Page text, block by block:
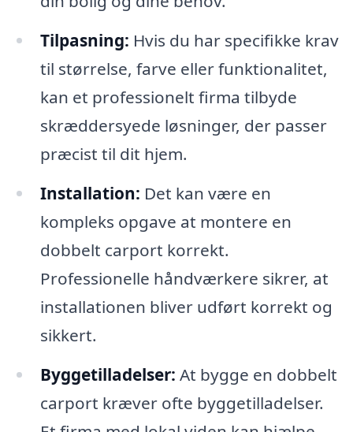
Tilpasning: Hvis du har specifikke krav
til størrelse, farve eller funktionalitet,
kan et professionelt firma tilbyde
skræddersyede løsninger, der passer
præcist til dit hjem.
Installation: Det kan være en
kompleks opgave at montere en
dobbelt carport korrekt.
Professionelle håndværkere sikrer, at
installationen bliver udført korrekt og
sikkert.
Byggetilladelser: At bygge en dobbelt
carport kræver ofte byggetilladelser.